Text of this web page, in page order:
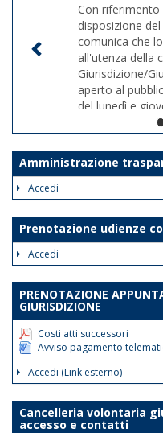
Con
disposizione
comunica che
all'utenza della
Giurisdizione/
aperto al
del lunedì e
ore 12. Le
avranno
al 30 giugno
al fine di
priorità
urgenti.
Nelle
orarie sarà
telefonica ai
507/508/514.
1/5
Amministrazione
Accedi
Prenotazione udienze
Accedi
PRENOTAZIONE
GIURISDIZIONE
Costi atti successori
Avviso pagamento
Accedi (Link esterno)
Cancelleria volontaria
accesso e contatti